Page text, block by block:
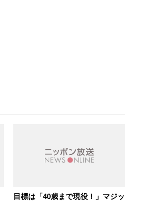
目標は「40歳まで現役！」マジッ